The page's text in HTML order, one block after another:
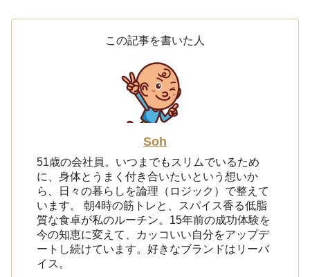
この記事を書いた人
Soh
51歳の会社員。いつまでもスリムでいるため
に、身体とうまく付き合いたいという想いか
ら、日々の暮らしを論理（ロジック）で整えて
います。 朝4時の筋トレと、スパイス香る低脂
質な食卓が私のルーチン。15年前の成功体験を
今の知恵に変えて、カッコいい自分をアップデ
ートし続けています。好きなブランドはリーバ
イス。